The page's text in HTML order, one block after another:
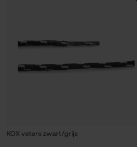
KOX veters zwart/grijs